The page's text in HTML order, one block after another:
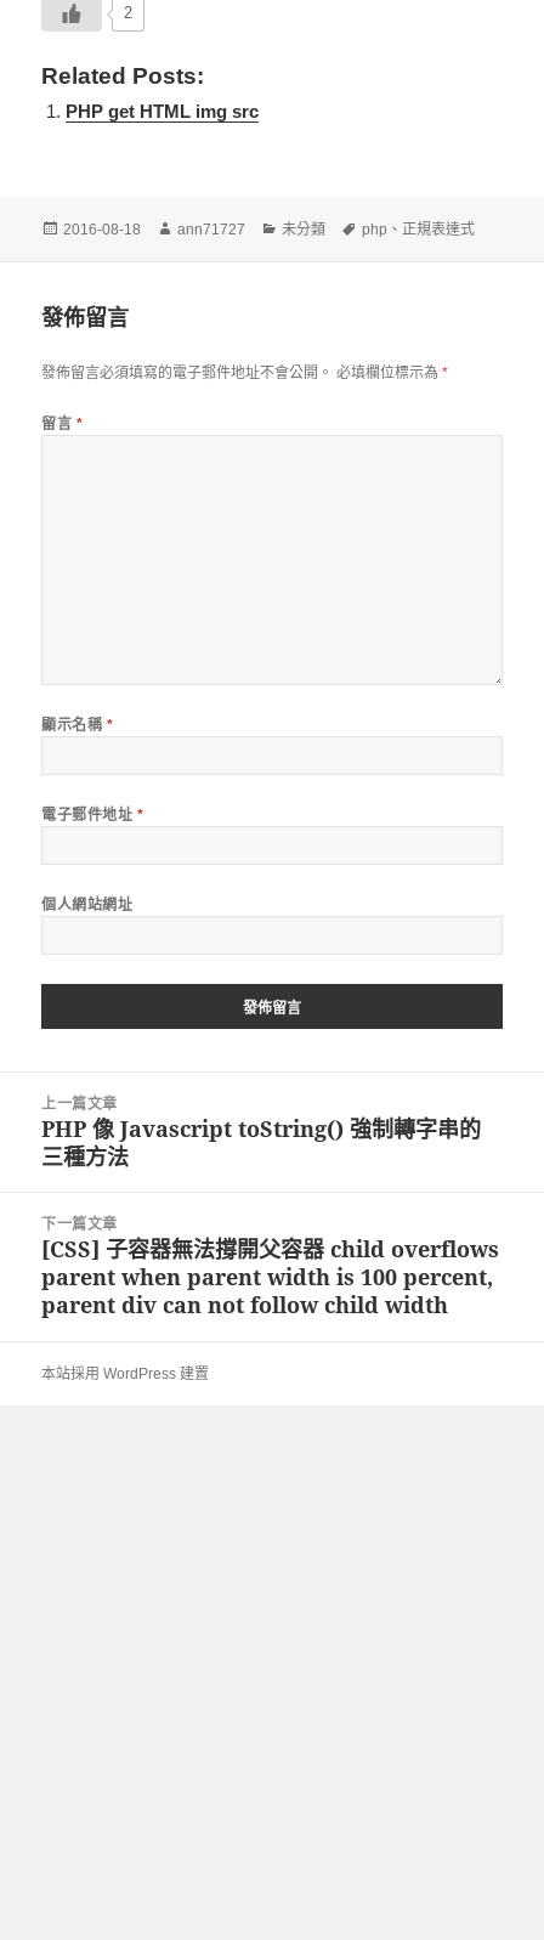
2
Related Posts:
PHP get HTML img src
發
2016-08-18
作
ann71727
分
未分類
標
php 、 正規表達式
發佈留言
發佈留言必須填寫的電子郵件地址不會公開。 必填欄位標示為*
留言 *
顯示名稱 *
電子郵件地址 *
個人網站網址
上一篇文章
上
一
文
章:
PHP 像 Javascript toString() 強制轉字串的
三種方法
下一篇文章
下
一
篇
章:
[CSS] 子容器無法撐開父容器 child overflows
parent when parent width is 100 percent,
parent div can not follow child width
本站採用 WordPress 建置